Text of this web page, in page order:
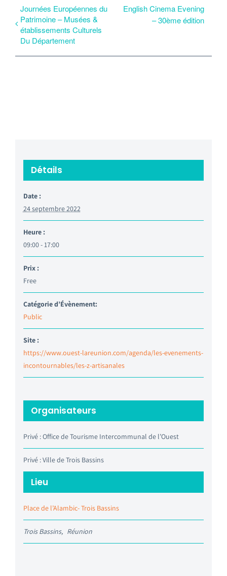
Journées Européennes du
Patrimoine – Musées &
établissements Culturels
Du Département
English Cinema Evening
– 30ème édition
Détails
Date :
24 septembre 2022
Heure :
09:00 - 17:00
Prix :
Free
Catégorie d’Évènement:
Public
Site :
https://www.ouest-lareunion.com/agenda/les-evenements-
incontournables/les-z-artisanales
Lieu
Place de l’Alambic- Trois Bassins
Trois Bassins, Réunion
Organisateurs
Privé : Office de Tourisme Intercommunal de l’Ouest
Privé : Ville de Trois Bassins